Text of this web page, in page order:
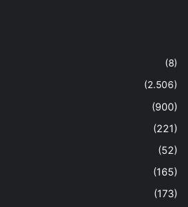
(8)
(2.506)
(900)
(221)
(52)
(165)
(173)